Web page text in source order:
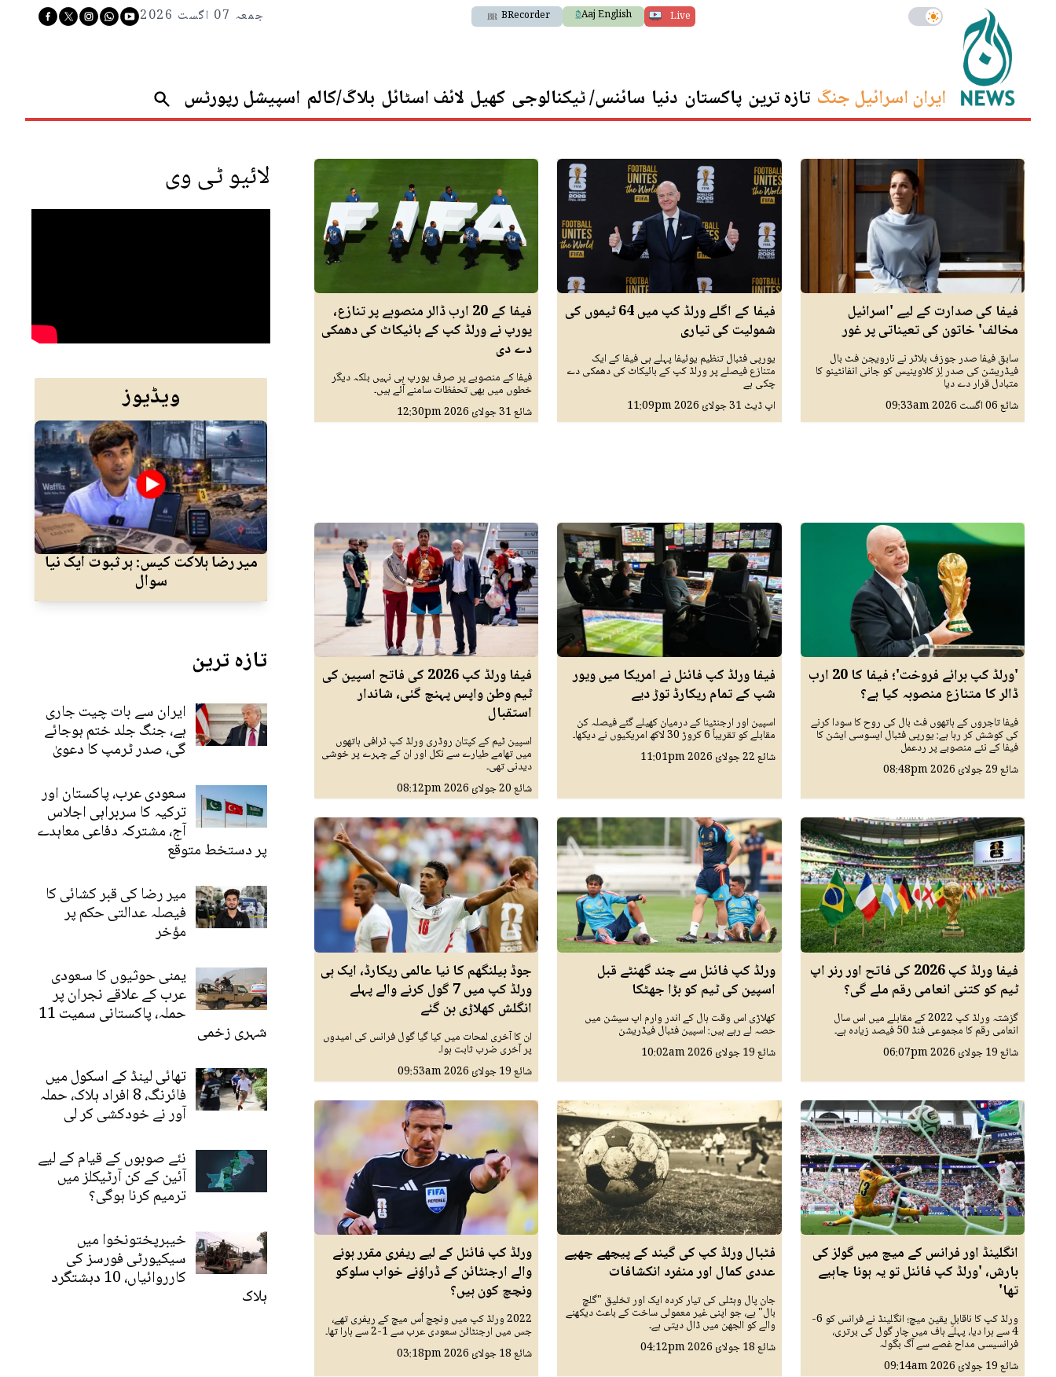
Live
Aaj English
BRecorder جمعہ 07 اگست 2026
ایران اسرائیل جنگ تازہ ترین پاکستان دنیا سائنس/ ٹیکنالوجی کھیل لائف اسٹائل بلاگ/کالم اسپیشل رپورٹس
فیفا کی صدارت کے لیے 'اسرائیل
مخالف' خاتون کی تعیناتی پر غور
سابق فیفا صدر جوزف بلاٹر نے نارویجن فٹ بال
فیڈریشن کی صدر لِز کلاوینیس کو جانی انفانٹینو کا
متبادل قرار دے دیا
شائع06 اگست 2026 09:33am
فیفا کے اگلے ورلڈ کپ میں 64 ٹیموں کی
شمولیت کی تیاری
یورپی فٹبال تنظیم یوئیفا پہلے ہی فیفا کے ایک
متنازع فیصلے پر ورلڈ کپ کے بائیکاٹ کی دھمکی دے
چکی ہے
اپ ڈیٹ 31 جولائ 2026 11:09pm
فیفا کے 20 ارب ڈالر منصوبے پر تنازع،
یورپ نے ورلڈ کپ کے بائیکاٹ کی دھمکی
دے دی
فیفا کے منصوبے پر صرف یورپ ہی نہیں بلکہ دیگر
خطوں میں بھی تحفظات سامنے آئے ہیں۔
شائع31 جولائ 2026 12:30pm
'ورلڈ کپ برائے فروخت'؛ فیفا کا 20 ارب
ڈالر کا متنازع منصوبہ کیا ہے؟
فیفا تاجروں کے ہاتھوں فٹ بال کی روح کا سودا کرنے
کی کوشش کر رہا ہے: یورپی فٹبال ایسوسی ایشن کا
فیفا کے نئے منصوبے پر ردعمل
شائع29 جولائ 2026 08:48pm
فیفا ورلڈ کپ فائنل نے امریکا میں ویور
شپ کے تمام ریکارڈ توڑ دیے
اسپین اور ارجنٹینا کے درمیان کھیلے گئے فیصلہ کن
مقابلے کو تقریباً 6 کروڑ 30 لاکھ امریکیوں نے دیکھا۔
شائع22 جولائ 2026 11:01pm
فیفا ورلڈ کپ 2026 کی فاتح اسپین کی
ٹیم وطن واپس پہنچ گئی، شاندار
استقبال
اسپین ٹیم کے کپتان روڈری ورلڈ کپ ٹرافی ہاتھوں
میں تھامے طیارے سے نکل اور ان کے چہرے پر خوشی
دیدنی تھی۔
شائع20 جولائ 2026 08:12pm
فیفا ورلڈ کپ 2026 کی فاتح اور رنر اپ
ٹیم کو کتنی انعامی رقم ملے گی؟
گزشتہ ورلڈ کپ 2022 کے مقابلے میں اس سال
انعامی رقم کا مجموعی فنڈ 50 فیصد زیادہ ہے۔
شائع19 جولائ 2026 06:07pm
ورلڈ کپ فائنل سے چند گھنٹے قبل
اسپین کی ٹیم کو بڑا جھٹکا
کھلاڑی اس وقت ہال کے اندر وارم اپ سیشن میں
حصہ لے رہے ہیں: اسپین فٹبال فیڈریشن
شائع19 جولائ 2026 10:02am
جوڈ بیلنگھم کا نیا عالمی ریکارڈ، ایک ہی
ورلڈ کپ میں 7 گول کرنے والے پہلے
انگلش کھلاڑی بن گئے
ان کا آخری لمحات میں کیا گیا گول فرانس کی امیدوں
پر آخری ضرب ثابت ہوا۔
شائع19 جولائ 2026 09:53am
انگلینڈ اور فرانس کے میچ میں گولز کی
بارش، 'ورلڈ کپ فائنل تو یہ ہونا چاہیے
تھا'
ورلڈ کپ کا ناقابلِ یقین میچ؛ انگلینڈ نے فرانس کو 6-
4 سے ہرا دیا، پہلے ہاف میں چار گول کی برتری،
فرانسیسی مداح غصے سے آگ بگولہ
شائع19 جولائ 2026 09:14am
فٹبال ورلڈ کپ کی گیند کے پیچھے چھپے
عددی کمال اور منفرد انکشافات
جان پال وہٹلی کی تیار کردہ ایک اور تخلیق "گلچ
بال" ہے، جو اپنی غیر معمولی ساخت کے باعث دیکھنے
والے کو الجھن میں ڈال دیتی ہے۔
شائع18 جولائ 2026 04:12pm
ورلڈ کپ فائنل کے لیے ریفری مقرر ہونے
والے ارجنٹائن کے ڈراؤنے خواب سلوکو
ونچچ کون ہیں؟
2022 ورلڈ کپ میں ونچچ اُس میچ کے ریفری تھے،
جس میں ارجنٹائن سعودی عرب سے 1-2 سے ہارا تھا۔
شائع18 جولائ 2026 03:18pm
لائیو ٹی وی
ویڈیوز
میر رضا ہلاکت کیس: ہر ثبوت ایک نیا
سوال
تازہ ترین
ایران سے بات چیت جاری
ہے، جنگ جلد ختم ہوجائے
گی، صدر ٹرمپ کا دعویٰ
سعودی عرب، پاکستان اور
ترکیہ کا سربراہی اجلاس
آج، مشترکہ دفاعی معاہدے
پر دستخط متوقع
میر رضا کی قبر کشائی کا
فیصلہ عدالتی حکم پر
مؤخر
یمنی حوثیوں کا سعودی
عرب کے علاقے نجران پر
حملہ، پاکستانی سمیت 11
شہری زخمی
تھائی لینڈ کے اسکول میں
فائرنگ، 8 افراد ہلاک، حملہ
آور نے خودکشی کر لی
نئے صوبوں کے قیام کے لیے
آئین کے کن آرٹیکلز میں
ترمیم کرنا ہوگی؟
خیبرپختونخوا میں
سیکیورٹی فورسز کی
کارروائیاں، 10 دہشتگرد
ہلاک